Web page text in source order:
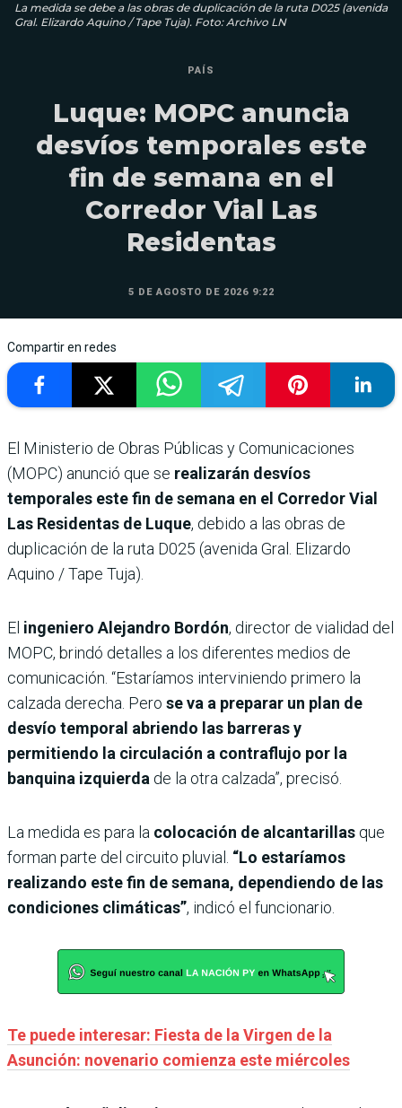
La medida se debe a las obras de duplicación de la ruta D025 (avenida
Gral. Elizardo Aquino / Tape Tuja). Foto: Archivo LN
PAÍS
Luque: MOPC anuncia
desvíos temporales este
fin de semana en el
Corredor Vial Las
Residentas
5 DE AGOSTO DE 2026 9:22
Compartir en redes
El Ministerio de Obras Públicas y Comunicaciones
(MOPC) anunció que se realizarán desvíos
temporales este fin de semana en el Corredor Vial
Las Residentas de Luque, debido a las obras de
duplicación de la ruta D025 (avenida Gral. Elizardo
Aquino / Tape Tuja).
El ingeniero Alejandro Bordón, director de vialidad del
MOPC, brindó detalles a los diferentes medios de
comunicación. “Estaríamos interviniendo primero la
calzada derecha. Pero se va a preparar un plan de
desvío temporal abriendo las barreras y
permitiendo la circulación a contraflujo por la
banquina izquierda de la otra calzada”, precisó.
La medida es para la colocación de alcantarillas que
forman parte del circuito pluvial. “Lo estaríamos
realizando este fin de semana, dependiendo de las
condiciones climáticas”, indicó el funcionario.
Te puede interesar: Fiesta de la Virgen de la
Asunción: novenario comienza este miércoles